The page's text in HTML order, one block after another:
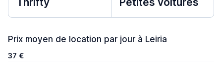
Prix moyen de location par jour à Leiria
37 €